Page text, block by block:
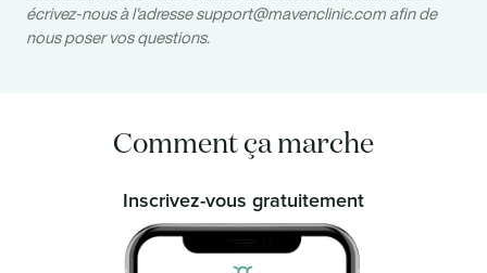
écrivez-nous à l'adressesupport@mavenclinic.com afin de
nous poser vos questions.
Comment ça marche
Inscrivez-vous gratuitement